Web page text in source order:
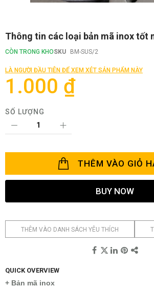
Chuyển
phần
của
thư
hình
Thông tin các loại bản mã inox tốt
CÒN TRONG KHOSKU BM-SUS/2
LÀ NGƯỜI ĐẦU TIÊN ĐỂ XEM XÉT SẢN PHẨM NÀY
1.000 ₫
SỐ LƯỢNG
THÊM VÀO GIỎ
BUY NOW
THÊM VÀO DANH SÁCH YÊU THÍCH
QUICK OVERVIEW
+ Bản mã inox